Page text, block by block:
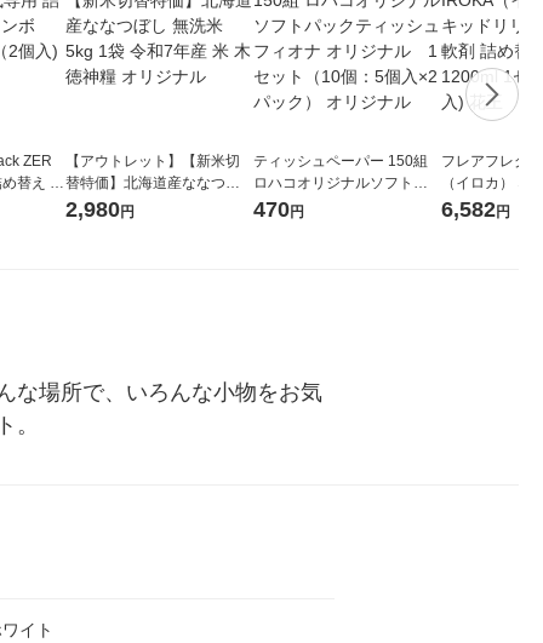
ZER
替え メ
ット
【アウトレット】【新米切
替特価】北海道産ななつぼ
し 無洗米 5kg 1袋 令和7年産
2,980円
ティッシュペーパー 150組
ロハコオリジナルソフトパ
ックティッシュ フィオナ オ
470円
フレアフレグ
（イロカ） ネ
ーの香り 柔軟
6,582円
な場所で、いろんな小物をお気
。
イト